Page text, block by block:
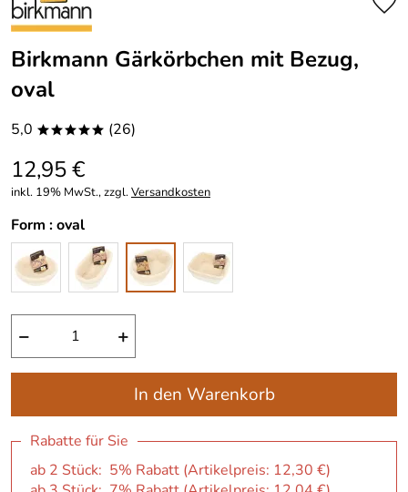
Birkmann Gärkörbchen mit Bezug,
oval
5,0 ***** (26)
12,95 €
inkl. 19% MwSt., zzgl.Versandkosten
Form :oval
− +
In den Warenkorb
Rabatte für Sie
ab 2 Stück: 5% Rabatt (Artikelpreis: 12,30 €)